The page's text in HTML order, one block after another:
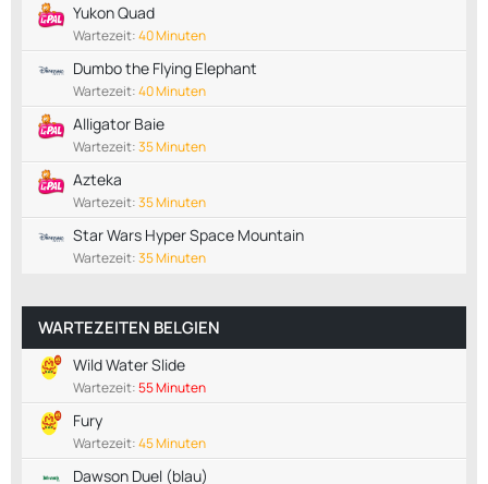
Yukon Quad
Wartezeit:40 Minuten
Dumbo the Flying Elephant
Wartezeit:40 Minuten
Alligator Baie
Wartezeit:35 Minuten
Azteka
Wartezeit:35 Minuten
Star Wars Hyper Space Mountain
Wartezeit:35 Minuten
WARTEZEITEN BELGIEN
Wild Water Slide
Wartezeit:55 Minuten
Fury
Wartezeit:45 Minuten
Dawson Duel (blau)